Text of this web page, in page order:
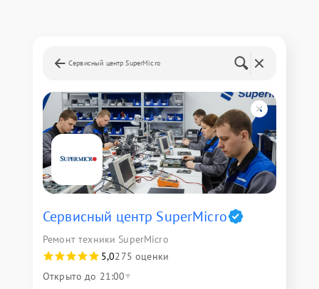
Сервисный центр SuperMicro
Сервисный центр SuperMicro
Ремонт техники SuperMicro
5,0275 оценки
Открыто до 21:00